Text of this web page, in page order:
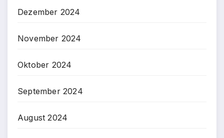
Dezember 2024
November 2024
Oktober 2024
September 2024
August 2024